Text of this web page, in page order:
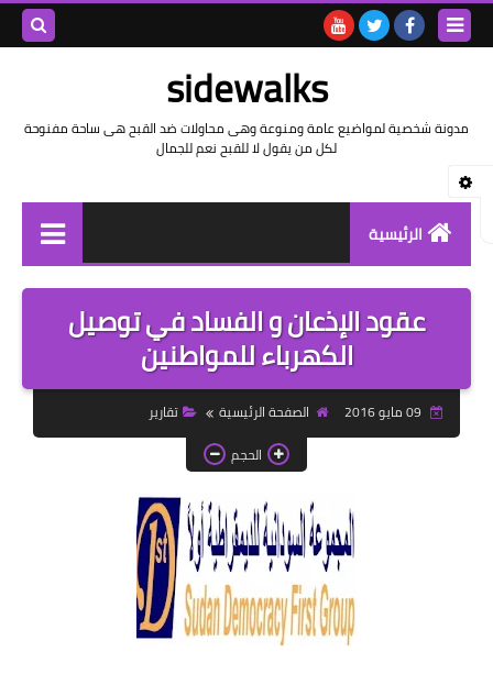
sidewalks
مدونة شخصية لمواضيع عامة ومنوعة وهى محاولات ضد القبح هى ساحة مفنوحة
لكل من يقول لا للقبح نعم للجمال
الرئيسية
توثيق وتاريخ
بيانات
تقارير
خواطر بالعامية
خواطر بالفصحى
خواطر قصصية
صور
علوم وبحوث
عقود الإذعان و الفساد في توصيل
الكهرباء للمواطنين
الصفحة الرئيسية
تقارير
الحجم